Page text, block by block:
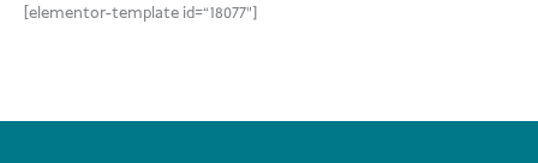
[elementor-template id=“18077″]